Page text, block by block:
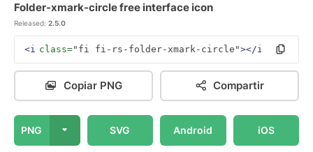
Folder-xmark-circle free interface icon
Released: 2.5.0
<i class="fi fi-rs-folder-xmark-circle"></i>
Copiar PNG Compartir
PNG SVG Android iOS